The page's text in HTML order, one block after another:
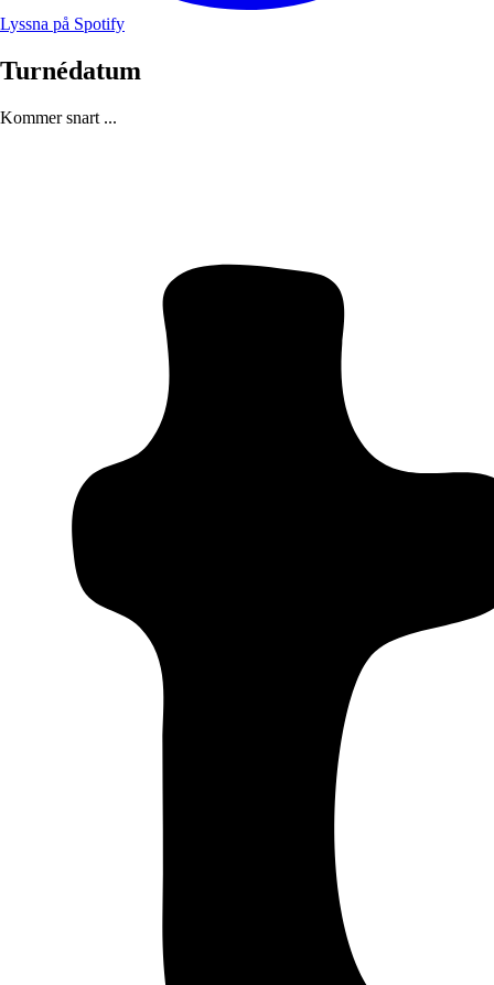
Lyssna på Spotify
Turnédatum
Kommer snart ...